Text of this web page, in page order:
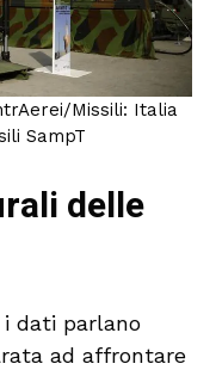
Missili: Italia
SampT
delle
dati parlano
ad affrontare